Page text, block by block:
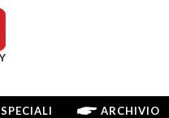
SPECIALI ARCHIVIO